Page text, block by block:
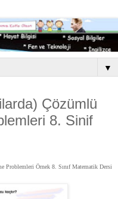
▼
Çözümlü
8. Sinif
Problemleri Örnek 8. Sınıf Matematik Dersi